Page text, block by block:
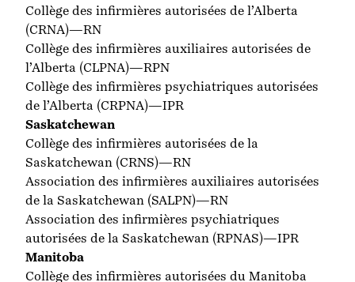
Collège des infirmières autorisées de l’Alberta
(CRNA)—RN
Collège des infirmières auxiliaires autorisées de
l’Alberta (CLPNA)—RPN
Collège des infirmières psychiatriques autorisées
de l’Alberta (CRPNA)—IPR
Saskatchewan
Collège des infirmières autorisées de la
Saskatchewan (CRNS)—RN
Association des infirmières auxiliaires autorisées
de la Saskatchewan (SALPN)—RN
Association des infirmières psychiatriques
autorisées de la Saskatchewan (RPNAS)—IPR
Manitoba
Collège des infirmières autorisées du Manitoba